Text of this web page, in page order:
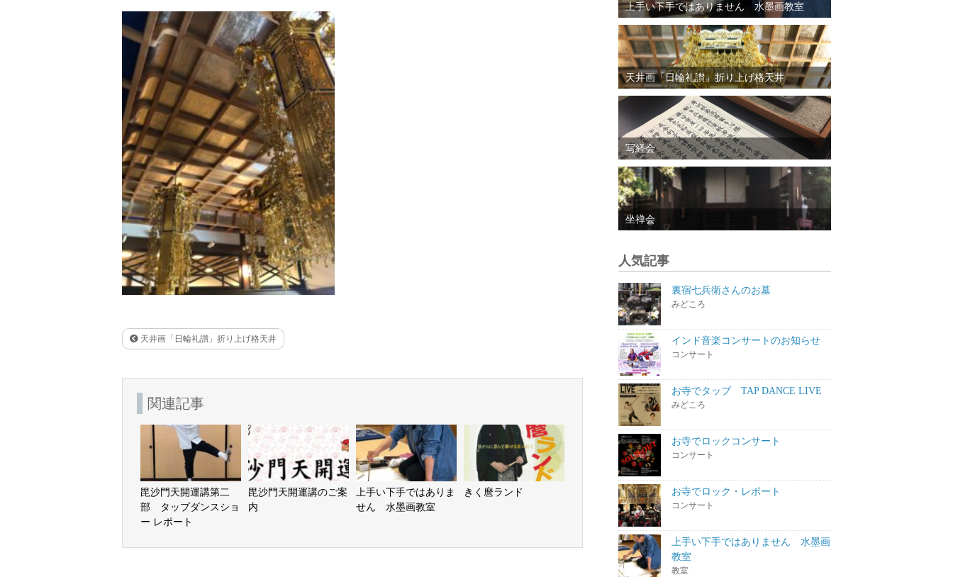
天井画「日輪礼讃」折り上げ格天井
関連記事
毘沙門天開運講第二
部 タップダンスショ
ー レポート
毘沙門天開運講のご案
内
上手い下手ではありま
せん 水墨画教室
きく麿ランド
上手い下手ではありません 水墨画教室
天井画「日輪礼讃」折り上げ格天井
写経会
坐禅会
人気記事
裏宿七兵衛さんのお墓
みどころ
インド音楽コンサートのお知らせ
コンサート
お寺でタップ TAP DANCE LIVE
みどころ
お寺でロックコンサート
コンサート
お寺でロック・レポート
コンサート
上手い下手ではありません 水墨画
教室
教室